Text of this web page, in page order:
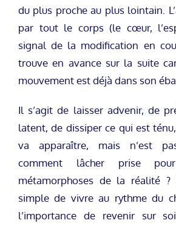
du plus proche au plus lointain.
par tout le corps (le cœur,
signal de la modification en
trouve en avance sur la suite
mouvement est déjà dans son
Il s’agit de laisser advenir, de
latent, de dissiper ce qui est
va apparaître, mais n’est
comment lâcher prise
métamorphoses de la réalité ?
simple de vivre au rythme du
l’importance de revenir sur